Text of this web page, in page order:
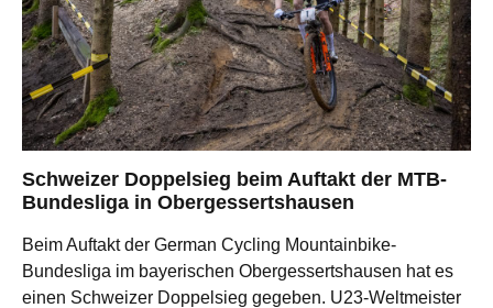
Schweizer Doppelsieg beim Auftakt der MTB-
Bundesliga in Obergessertshausen
Beim Auftakt der German Cycling Mountainbike-
Bundesliga im bayerischen Obergessertshausen hat es
einen Schweizer Doppelsieg gegeben. U23-Weltmeister